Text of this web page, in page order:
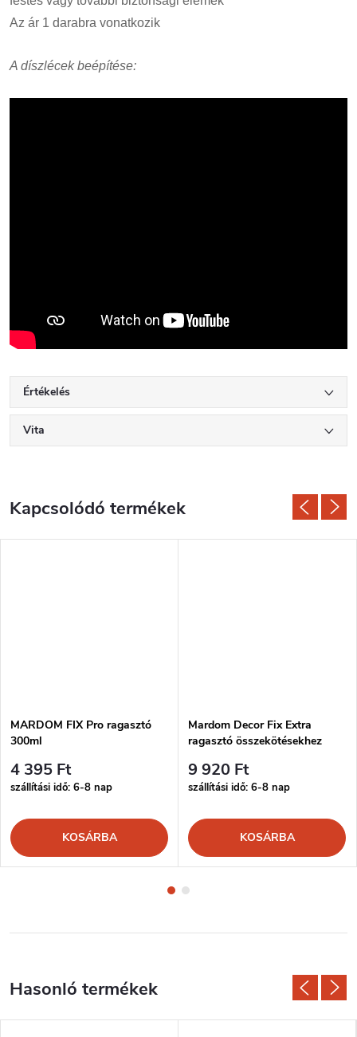
Az ár 1 darabra vonatkozik
A díszlécek beépítése:
Értékelés
Vita
Kapcsolódó termékek
MARDOM FIX Pro ragasztó
300ml
4 395 Ft
szállítási idő: 6-8 nap
KOSÁRBA
Mardom Decor Fix Extra
ragasztó összekötésekhez
9 920 Ft
szállítási idő: 6-8 nap
KOSÁRBA